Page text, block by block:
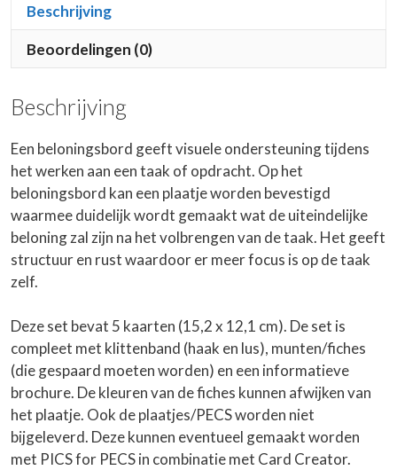
Beschrijving
Beoordelingen (0)
Beschrijving
Een beloningsbord geeft visuele ondersteuning tijdens
het werken aan een taak of opdracht. Op het
beloningsbord kan een plaatje worden bevestigd
waarmee duidelijk wordt gemaakt wat de uiteindelijke
beloning zal zijn na het volbrengen van de taak. Het geeft
structuur en rust waardoor er meer focus is op de taak
zelf.
Deze set bevat 5 kaarten (15,2 x 12,1 cm). De set is
compleet met klittenband (haak en lus), munten/fiches
(die gespaard moeten worden) en een informatieve
brochure. De kleuren van de fiches kunnen afwijken van
het plaatje. Ook de plaatjes/PECS worden niet
bijgeleverd. Deze kunnen eventueel gemaakt worden
met PICS for PECS in combinatie met Card Creator.